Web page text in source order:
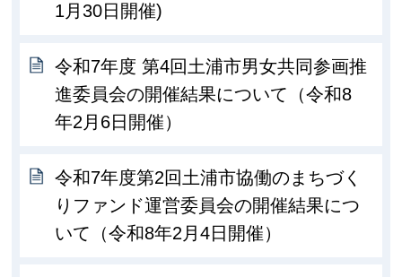
1月30日開催)
令和7年度 第4回土浦市男女共同参画推
進委員会の開催結果について（令和8
年2月6日開催）
令和7年度第2回土浦市協働のまちづく
りファンド運営委員会の開催結果につ
いて（令和8年2月4日開催）